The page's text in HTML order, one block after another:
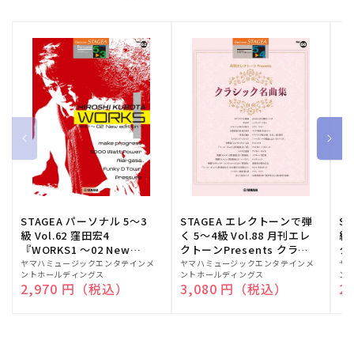
STAGEA パーソナル 5～3
級 Vol.62 窪田宏4
『WORKS1 ～02 New
edition～』
販
売
元:
ヤマハミュージックエンタテインメ
ントホールディングス
通常価格
2,970 円（税込）
STAGEA エレクトーンで弾
く 5～4級 Vol.88 月刊エレ
クトーンPresents クラシ
ック名曲集
販
売
元:
ヤマハミュージックエンタテインメ
ントホールディングス
通常価格
3,080 円（税込）
級
ク
販
売
元:
ヤ
ン